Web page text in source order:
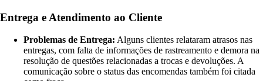
Entrega e Atendimento ao Cliente
Problemas de Entrega: Alguns clientes relataram atrasos nas
entregas, com falta de informações de rastreamento e demora na
resolução de questões relacionadas a trocas e devoluções. A
comunicação sobre o status das encomendas também foi citada